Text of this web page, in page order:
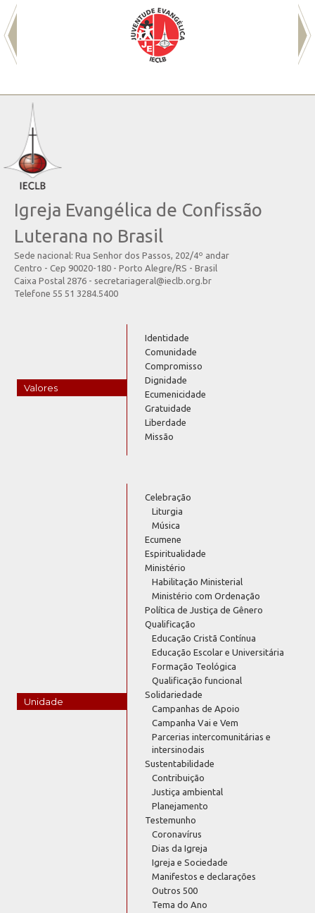
Igreja Evangélica de Confissão
Luterana no Brasil
Sede nacional: Rua Senhor dos Passos, 202/4º andar
Centro - Cep 90020-180 - Porto Alegre/RS - Brasil
Caixa Postal 2876 - secretariageral@ieclb.org.br
Telefone 55 51 3284.5400
Valores
Identidade
Comunidade
Compromisso
Dignidade
Ecumenicidade
Gratuidade
Liberdade
Missão
Unidade
Celebração
Liturgia
Música
Ecumene
Espiritualidade
Ministério
Habilitação Ministerial
Ministério com Ordenação
Política de Justiça de Gênero
Qualificação
Educação Cristã Contínua
Educação Escolar e Universitária
Formação Teológica
Qualificação funcional
Solidariedade
Campanhas de Apoio
Campanha Vai e Vem
Parcerias intercomunitárias e
intersinodais
Sustentabilidade
Contribuição
Justiça ambiental
Planejamento
Testemunho
Coronavírus
Dias da Igreja
Igreja e Sociedade
Manifestos e declarações
Outros 500
Tema do Ano